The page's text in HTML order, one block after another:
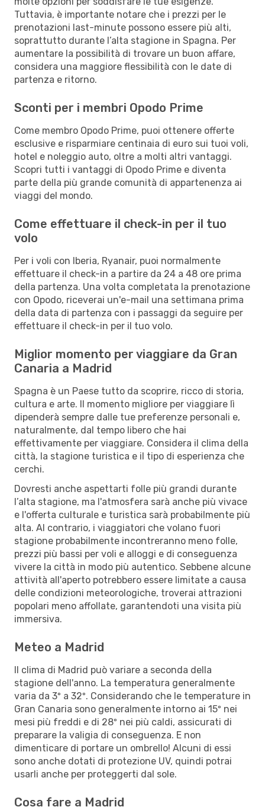
Tuttavia, è importante notare che i prezzi per le
prenotazioni last-minute possono essere più alti,
soprattutto durante l’alta stagione in Spagna. Per
aumentare la possibilità di trovare un buon affare,
considera una maggiore flessibilità con le date di
partenza e ritorno.
Sconti per i membri Opodo Prime
Come membro Opodo Prime, puoi ottenere offerte
esclusive e risparmiare centinaia di euro sui tuoi voli,
hotel e noleggio auto, oltre a molti altri vantaggi.
Scopri tutti i vantaggi di Opodo Prime e diventa
parte della più grande comunità di appartenenza ai
viaggi del mondo.
Come effettuare il check-in per il tuo
volo
Per i voli con Iberia, Ryanair, puoi normalmente
effettuare il check-in a partire da 24 a 48 ore prima
della partenza. Una volta completata la prenotazione
con Opodo, riceverai un'e-mail una settimana prima
della data di partenza con i passaggi da seguire per
effettuare il check-in per il tuo volo.
Miglior momento per viaggiare da Gran
Canaria a Madrid
Spagna è un Paese tutto da scoprire, ricco di storia,
cultura e arte. Il momento migliore per viaggiare lì
dipenderà sempre dalle tue preferenze personali e,
naturalmente, dal tempo libero che hai
effettivamente per viaggiare. Considera il clima della
città, la stagione turistica e il tipo di esperienza che
cerchi.
Dovresti anche aspettarti folle più grandi durante
l’alta stagione, ma l'atmosfera sarà anche più vivace
e l'offerta culturale e turistica sarà probabilmente più
alta. Al contrario, i viaggiatori che volano fuori
stagione probabilmente incontreranno meno folle,
prezzi più bassi per voli e alloggi e di conseguenza
vivere la città in modo più autentico. Sebbene alcune
attività all'aperto potrebbero essere limitate a causa
delle condizioni meteorologiche, troverai attrazioni
popolari meno affollate, garantendoti una visita più
immersiva.
Meteo a Madrid
Il clima di Madrid può variare a seconda della
stagione dell'anno. La temperatura generalmente
varia da 3º a 32º. Considerando che le temperature in
Gran Canaria sono generalmente intorno ai 15º nei
mesi più freddi e di 28º nei più caldi, assicurati di
preparare la valigia di conseguenza. E non
dimenticare di portare un ombrello! Alcuni di essi
sono anche dotati di protezione UV, quindi potrai
usarli anche per proteggerti dal sole.
Cosa fare a Madrid